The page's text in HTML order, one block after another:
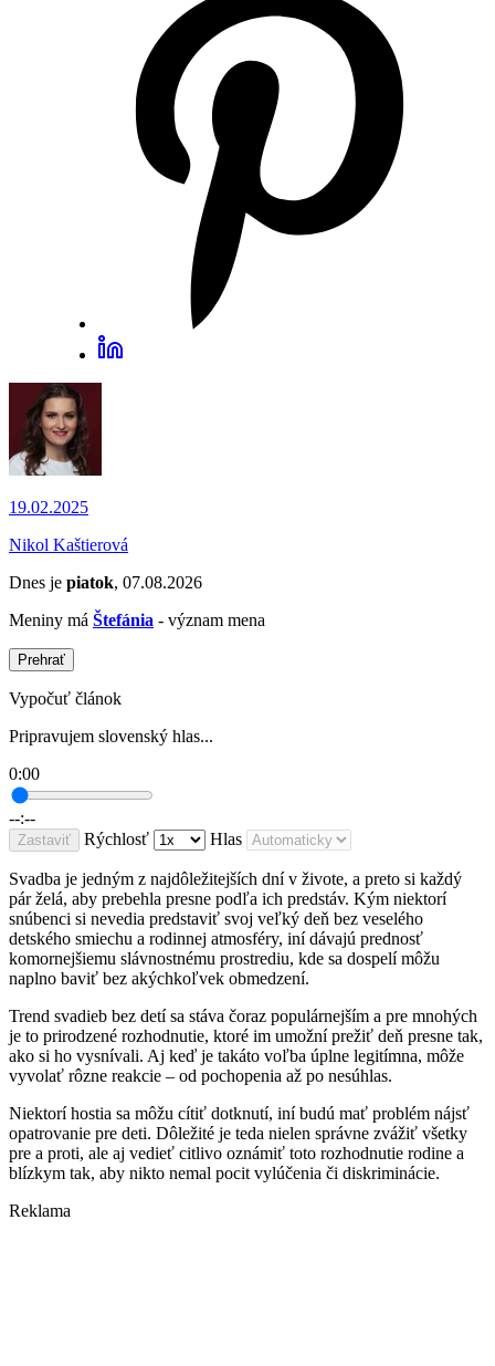
19.02.2025
Nikol Kaštierová
Dnes je piatok, 07.08.2026
Meniny má Štefánia - význam mena
Prehrať
Vypočuť článok
Pripravujem slovenský hlas...
0:00
--:--
Zastaviť Rýchlosť Hlas
Svadba je jedným z najdôležitejších dní v živote, a preto si každý
pár želá, aby prebehla presne podľa ich predstáv. Kým niektorí
snúbenci si nevedia predstaviť svoj veľký deň bez veselého
detského smiechu a rodinnej atmosféry, iní dávajú prednosť
komornejšiemu slávnostnému prostrediu, kde sa dospelí môžu
naplno baviť bez akýchkoľvek obmedzení.
Trend svadieb bez detí sa stáva čoraz populárnejším a pre mnohých
je to prirodzené rozhodnutie, ktoré im umožní prežiť deň presne tak,
ako si ho vysnívali. Aj keď je takáto voľba úplne legitímna, môže
vyvolať rôzne reakcie – od pochopenia až po nesúhlas.
Niektorí hostia sa môžu cítiť dotknutí, iní budú mať problém nájsť
opatrovanie pre deti. Dôležité je teda nielen správne zvážiť všetky
pre a proti, ale aj vedieť citlivo oznámiť toto rozhodnutie rodine a
blízkym tak, aby nikto nemal pocit vylúčenia či diskriminácie.
Reklama